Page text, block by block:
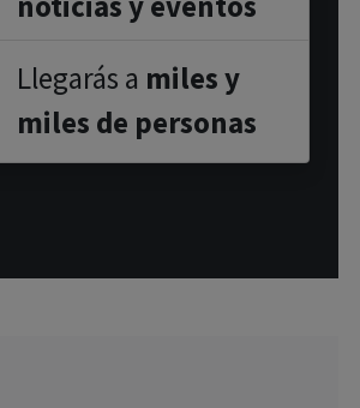
Llegarás a miles y
miles de personas